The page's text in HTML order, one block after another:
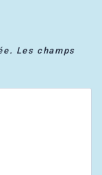
Les champs